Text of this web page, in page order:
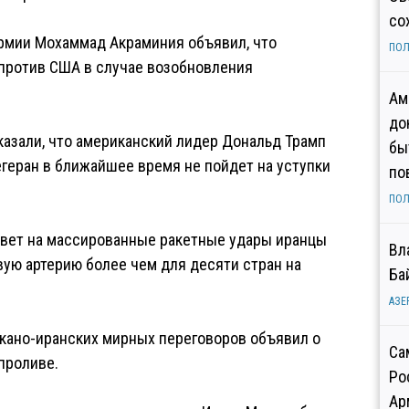
Мохаммад Акраминия объявил, что
США в случае возобновления
что американский лидер Дональд Трамп
в ближайшее время не пойдет на уступки
на массированные ракетные удары иранцы
артерию более чем для десяти стран на
иранских мирных переговоров объявил о